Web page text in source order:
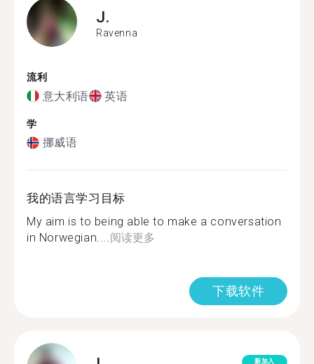
J.
Ravenna
流利
意大利语 英语
学
挪威语
我的语言学习目标
My aim is to being able to make a conversation
in Norwegian....阅读更多
下载软件
新加入